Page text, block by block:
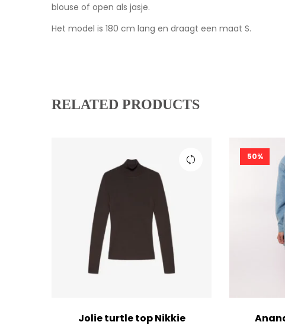
blouse of open als jasje.
Het model is 180 cm lang en draagt een maat S.
RELATED PRODUCTS
Jolie turtle top Nikkie
50%